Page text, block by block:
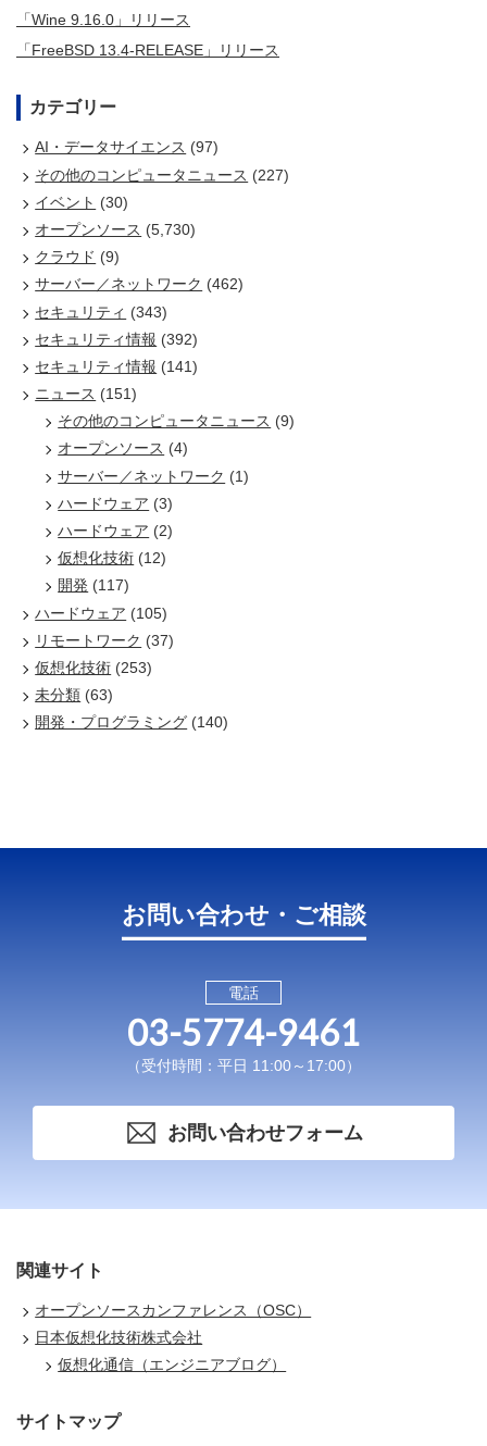
「Wine 9.16.0」リリース
「FreeBSD 13.4-RELEASE」リリース
カテゴリー
AI・データサイエンス (97)
その他のコンピュータニュース (227)
イベント (30)
オープンソース (5,730)
クラウド (9)
サーバー／ネットワーク (462)
セキュリティ (343)
セキュリティ情報 (392)
セキュリティ情報 (141)
ニュース (151)
その他のコンピュータニュース (9)
オープンソース (4)
サーバー／ネットワーク (1)
ハードウェア (3)
ハードウェア (2)
仮想化技術 (12)
開発 (117)
ハードウェア (105)
リモートワーク (37)
仮想化技術 (253)
未分類 (63)
開発・プログラミング (140)
お問い合わせ・ご相談
電話
03-5774-9461
（受付時間：平日 11:00～17:00）
お問い合わせフォーム
関連サイト
オープンソースカンファレンス（OSC）
日本仮想化技術株式会社
仮想化通信（エンジニアブログ）
サイトマップ